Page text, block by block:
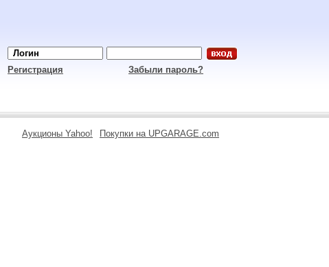
Регистрация Забыли пароль?
Аукционы Yahoo! Покупки на UPGARAGE.com